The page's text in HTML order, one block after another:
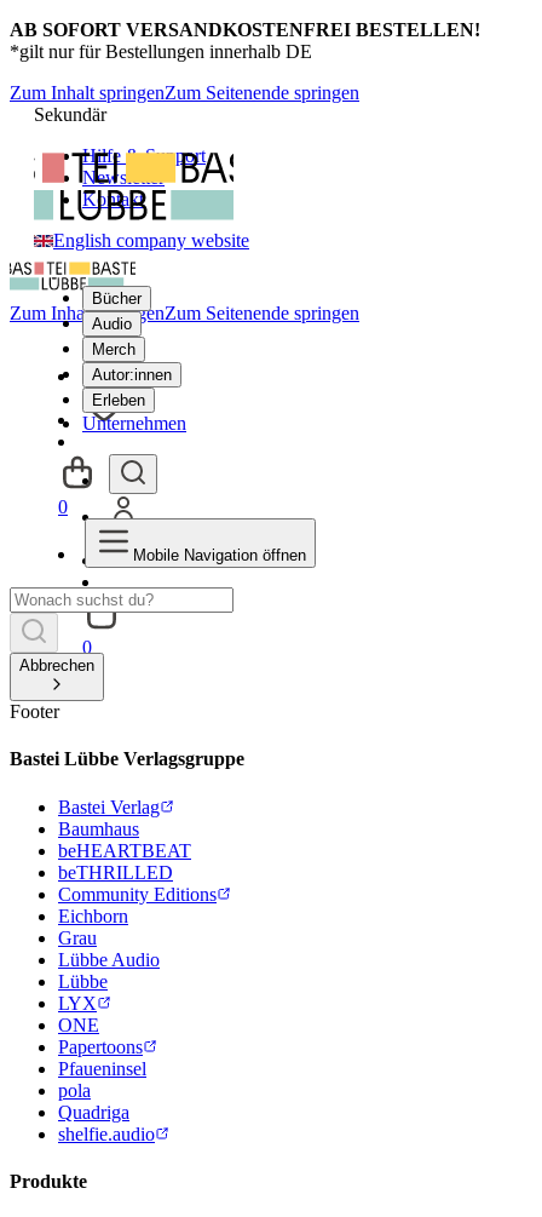
AB SOFORT VERSANDKOSTENFREI BESTELLEN!
*gilt nur für Bestellungen innerhalb DE
Zum Inhalt springenZum Seitenende springen
Sekundär
Hilfe & Support
Newsletter
Kontakt
English company website
Bücher
Audio
Merch
Autor:innen
Erleben
Unternehmen
0
Zum Inhalt springenZum Seitenende springen
0
Mobile Navigation öffnen
Abbrechen
Footer
Bastei Lübbe Verlagsgruppe
Bastei Verlag
Baumhaus
beHEARTBEAT
beTHRILLED
Community Editions
Eichborn
Grau
Lübbe Audio
Lübbe
LYX
ONE
Papertoons
Pfaueninsel
pola
Quadriga
shelfie.audio
Produkte